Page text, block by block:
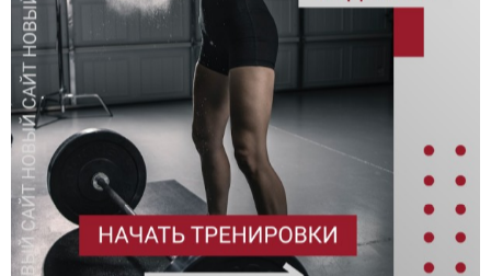
Рывок штанги в сед
Воздушные приседания (Air
squats)
Рывок гантели
Трастеры с гирями одной или
двумя руками